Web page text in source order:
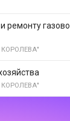
ремонту